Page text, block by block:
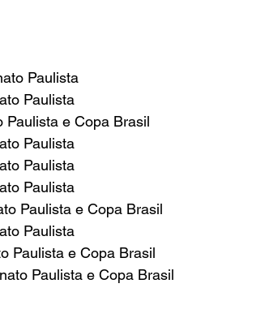
Paulista
Paulista
e Copa Brasil
Paulista
Paulista
Paulista
Paulista e Copa Brasil
Paulista
Paulista e Copa Brasil
Paulista e Copa Brasil